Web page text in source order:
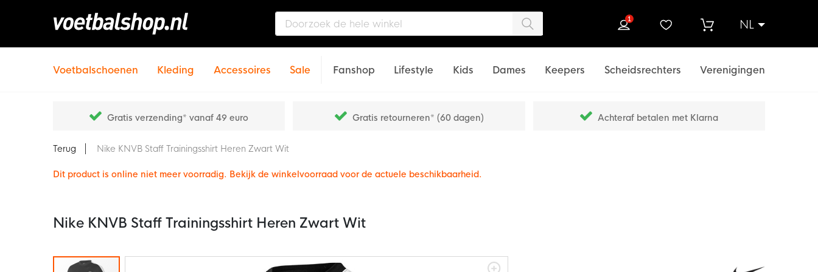
NL
1
Voetbalschoenen Kleding Accessoires Sale Fanshop Lifestyle Kids Dames Keepers Scheidsrechters Verenigingen
Gratis verzending* vanaf 49 euro Gratis retourneren* (60 dagen) Achteraf betalen met Klarna
Terug Nike KNVB Staff Trainingsshirt Heren Zwart Wit
Dit product is online niet meer voorradig. Bekijk de winkelvoorraad voor de actuele beschikbaarheid.
Nike KNVB Staff Trainingsshirt Heren Zwart Wit
Ga